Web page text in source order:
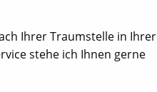
Ihrer Traumstelle in Ihrer
stehe ich Ihnen gerne